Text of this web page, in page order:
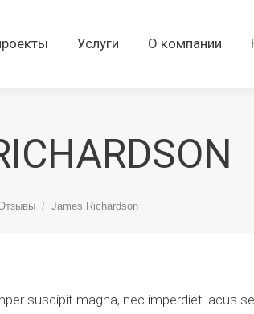
Услуги О компании
James Richardson
suscipit magna, nec imperdiet lacus